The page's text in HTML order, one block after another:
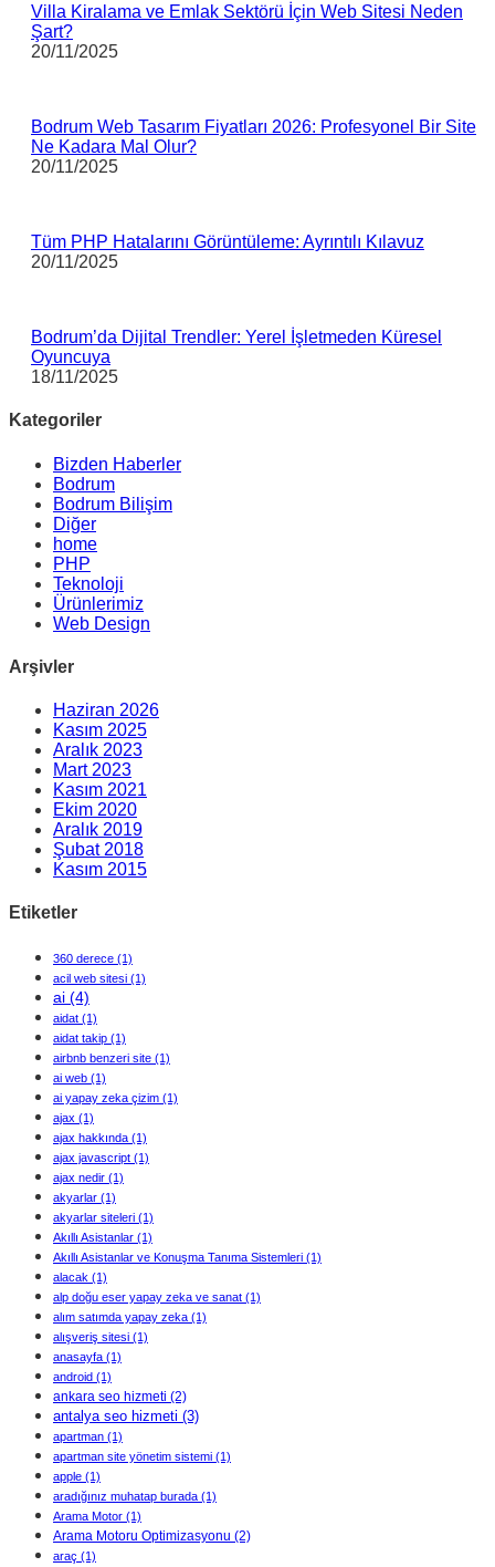
Villa Kiralama ve Emlak Sektörü İçin Web Sitesi Neden
Şart?
20/11/2025
Bodrum Web Tasarım Fiyatları 2026: Profesyonel Bir Site
Ne Kadara Mal Olur?
20/11/2025
Tüm PHP Hatalarını Görüntüleme: Ayrıntılı Kılavuz
20/11/2025
Bodrum’da Dijital Trendler: Yerel İşletmeden Küresel
Oyuncuya
18/11/2025
Kategoriler
Bizden Haberler
Bodrum
Bodrum Bilişim
Diğer
home
PHP
Teknoloji
Ürünlerimiz
Web Design
Arşivler
Haziran 2026
Kasım 2025
Aralık 2023
Mart 2023
Kasım 2021
Ekim 2020
Aralık 2019
Şubat 2018
Kasım 2015
Etiketler
360 derece (1)
acil web sitesi (1)
ai (4)
aidat (1)
aidat takip (1)
airbnb benzeri site (1)
ai web (1)
ai yapay zeka çizim (1)
ajax (1)
ajax hakkında (1)
ajax javascript (1)
ajax nedir (1)
akyarlar (1)
akyarlar siteleri (1)
Akıllı Asistanlar (1)
Akıllı Asistanlar ve Konuşma Tanıma Sistemleri (1)
alacak (1)
alp doğu eser yapay zeka ve sanat (1)
alım satımda yapay zeka (1)
alışveriş sitesi (1)
anasayfa (1)
android (1)
ankara seo hizmeti (2)
antalya seo hizmeti (3)
apartman (1)
apartman site yönetim sistemi (1)
apple (1)
aradığınız muhatap burada (1)
Arama Motor (1)
Arama Motoru Optimizasyonu (2)
araç (1)